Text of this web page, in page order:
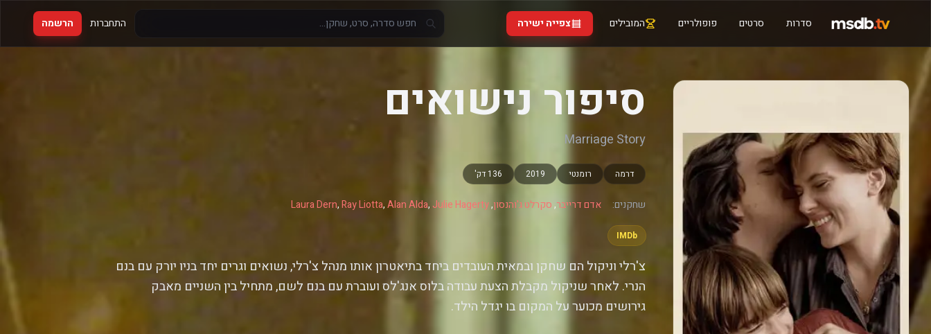
סדרות סרטים פופולריים המובילים צפייה ישירה התחברות הרשמה
סיפור נישואים
Marriage Story
דרמה רומנטי 2019 136 דק'
שחקנים: אדם דרייבר,סקרלט ג'והנסון,
Laura Dern,Ray Liotta,Alan Alda, Julie Hagerty
IMDb
צ'רלי וניקול הם שחקן ובמאית העובדים ביחד בתיאטרון אותו מנהל צ'רלי, נשואים וגרים יחד בניו יורק עם בנם
הנרי. לאחר שניקול מקבלת הצעת עבודה בלוס אנג'לס ועוברת עם בנם לשם, מתחיל בין השניים מאבק
גירושים מכוער על המקום בו יגדל הילד.